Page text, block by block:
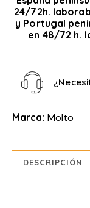
24/72h.
y Portugal
en 48/72 h.
Marca: Molto
DESCRIPCIÓN